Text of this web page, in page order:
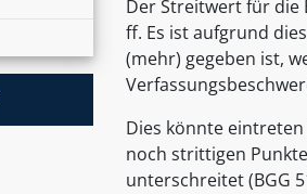
Der Streitwert für die
ff. Es ist aufgrund
(mehr) gegeben ist,
Dies könnte
noch strittigen
unterschreitet (BGG